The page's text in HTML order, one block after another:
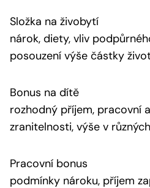
Složka na živobytí
nárok, diety, vliv
posouzení výše částky
Bonus na dítě
rozhodný příjem, pracovní
zranitelnosti, výše v
Pracovní bonus
podmínky nároku, příjem